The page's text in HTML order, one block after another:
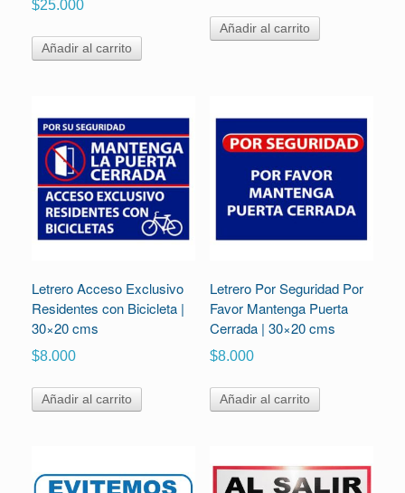
$25.000
Añadir al carrito
Añadir al carrito
Letrero Acceso Exclusivo
Residentes con Bicicleta |
30×20 cms
$8.000
Añadir al carrito
Letrero Por Seguridad Por
Favor Mantenga Puerta
Cerrada | 30×20 cms
$8.000
Añadir al carrito